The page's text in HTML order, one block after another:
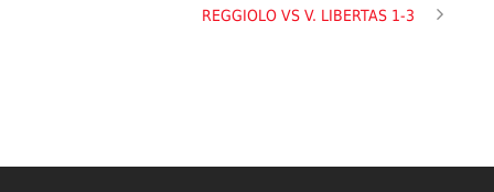
REGGIOLO VS V. LIBERTAS 1-3